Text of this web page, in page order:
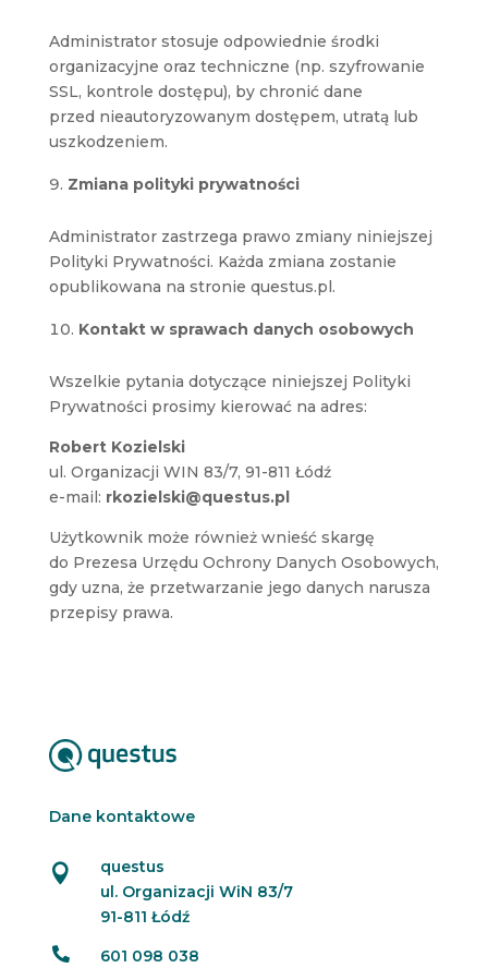
Administrator stosuje odpowiednie środki
organizacyjne oraz techniczne (np. szyfrowanie
SSL, kontrole dostępu), by chronić dane
przed nieautoryzowanym dostępem, utratą lub
uszkodzeniem.
Zmiana polityki prywatności
Administrator zastrzega prawo zmiany niniejszej
Polityki Prywatności. Każda zmiana zostanie
opublikowana na stronie questus.pl.
Kontakt w sprawach danych osobowych
Wszelkie pytania dotyczące niniejszej Polityki
Prywatności prosimy kierować na adres:
Robert Kozielski
ul. Organizacji WIN 83/7, 91-811 Łódź
e-mail: rkozielski@questus.pl
Użytkownik może również wnieść skargę
do Prezesa Urzędu Ochrony Danych Osobowych,
gdy uzna, że przetwarzanie jego danych narusza
przepisy prawa.
Dane kontaktowe

questus
ul. Organizacji WiN 83/7
91-811 Łódź
 601 098 038